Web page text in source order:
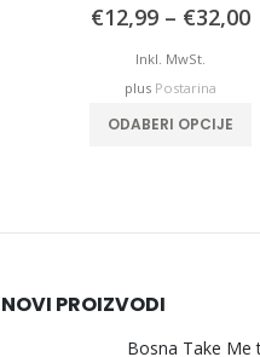
€12,99 – €32,00
Inkl. MwSt.
plus Postarina
ODABERI OPCIJE
NOVI PROIZVODI